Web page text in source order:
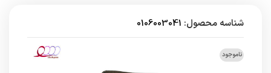
شناسه محصول: 0106003041
ناموجود